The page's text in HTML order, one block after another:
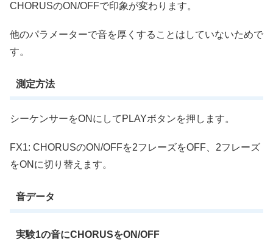
CHORUSのON/OFFで印象が変わります。
他のパラメーターで音を厚くすることはしていないためで
す。
測定方法
シーケンサーをONにしてPLAYボタンを押します。
FX1: CHORUSのON/OFFを2フレーズをOFF、2フレーズ
をONに切り替えます。
音データ
実験1の音にCHORUSをON/OFF